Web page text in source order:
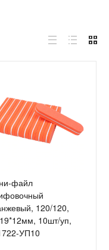
файл
120/120,
10шт/уп,
УП10